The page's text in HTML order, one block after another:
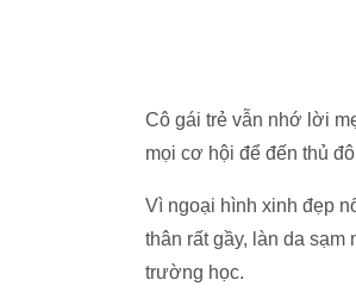
Cô gái trẻ vẫn nhớ lời
mọi cơ hội để đến thủ
Vì ngoại hình xinh đẹp
thân rất gầy, làn da
trường học.